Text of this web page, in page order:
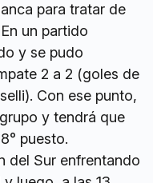
para tratar de
un partido
y se pudo
2 a 2 (goles de
Con ese punto,
y tendrá que
puesto.
del Sur enfrentando